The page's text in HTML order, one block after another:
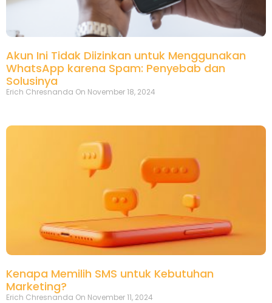
Akun Ini Tidak Diizinkan untuk Menggunakan
WhatsApp karena Spam: Penyebab dan
Solusinya
Erich Chresnanda November 18, 2024
Kenapa Memilih SMS untuk Kebutuhan
Marketing?
Erich Chresnanda November 11, 2024